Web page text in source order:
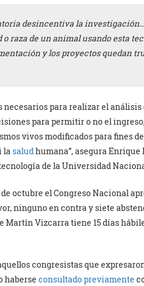
desincentiva la
raza de un animal usando esta
y los proyectos quedan
para realizar el análisis
para permitir o no el
vivos modificados para fines
lasaludhumana”, asegura
de la Universidad
octubre el Congreso Nacional
ninguno en contra y siete
Martín Vizcarra tiene 15 días
congresistas que
haberse consultado previamente